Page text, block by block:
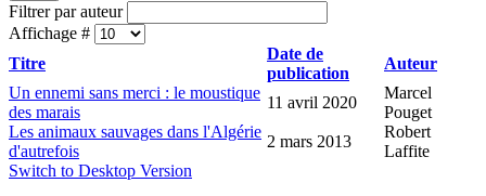
Filtrer par auteur
Affichage #
Titre
Date de
publication
Auteur
Un ennemi sans merci : le moustique
des marais
11 avril 2020
Marcel
Pouget
Les animaux sauvages dans l'Algérie
d'autrefois
2 mars 2013
Robert
Laffite
Switch to Desktop Version